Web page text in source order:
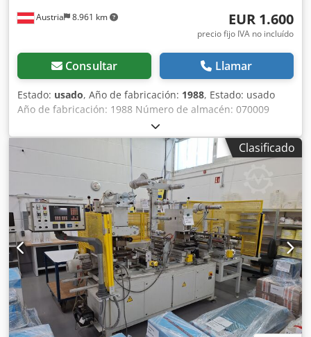
Austria 8.961 km EUR 1.600
precio fijo IVA no incluído
Consultar Llamar
Estado: usado, Año de fabricación: 1988, Estado: usado
Año de fabricación: 1988 Número de almacén: 070009
Plazo de entrega: inmediato, venta intermedia reservada
País de origen: Alemania Cedpfxewirq Ts Aproha Precio:
1.600 € En stock: 1 unidad Diámetro interior mínimo del
bobinado: 400 mm Diámetro interior máximo del
bobinado: 700 mm Anchura máxima del bobinado: 1.500
mm Longitud: 2.050 mm Ancho: 820 mm Altura: 1.000 mm
Con freno Incluye 2 mandriles de repuesto
Clasificado